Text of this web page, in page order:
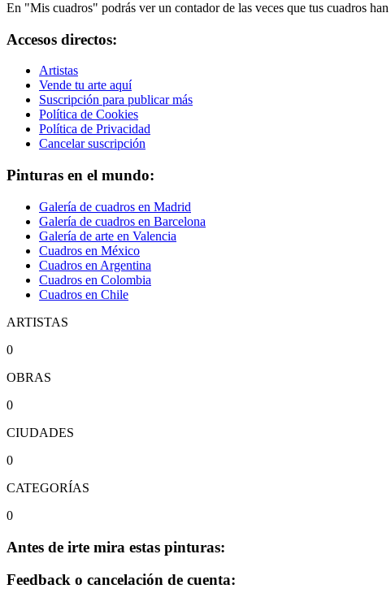
En "Mis cuadros" podrás ver un contador de las veces que tus cuadros
Accesos directos:
Artistas
Vende tu arte aquí
Suscripción para publicar más
Política de Cookies
Política de Privacidad
Cancelar suscripción
Pinturas en el mundo:
Galería de cuadros en Madrid
Galería de cuadros en Barcelona
Galería de arte en Valencia
Cuadros en México
Cuadros en Argentina
Cuadros en Colombia
Cuadros en Chile
ARTISTAS
0
OBRAS
0
CIUDADES
0
CATEGORÍAS
0
Antes de irte mira estas pinturas:
Feedback o cancelación de cuenta: